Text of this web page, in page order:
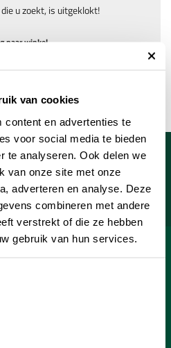
van cookies
content en advertenties te
voor social media te bieden
te analyseren. Ook delen we
van onze site met onze
adverteren en analyse. Deze
combineren met andere
verstrekt of die ze hebben
gebruik van hun services.
u zoekt, is uitgeklokt!
naar winkel
onze nieuwsbrief